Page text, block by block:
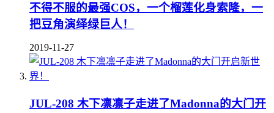
不得不服的最强COS，一个榴莲化身索隆，一
把豆角演绎绿巨人！
2019-11-27
JUL-208 木下凛凛子走进了Madonna的大门开